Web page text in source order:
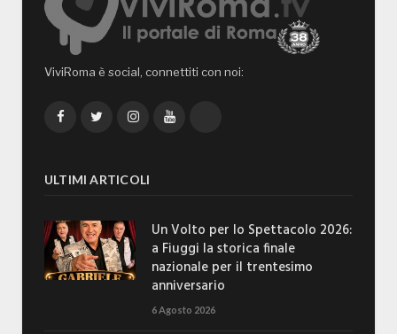
ViviRoma è social, connettiti con noi:
FacebookTwitterInstagramYouTube
ULTIMI ARTICOLI
Un Volto per lo Spettacolo 2026:
a Fiuggi la storica finale
nazionale per il trentesimo
anniversario
6 Agosto 2026